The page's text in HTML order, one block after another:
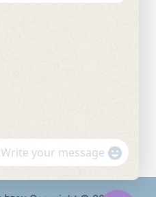
"+chaty_settings.lang.emoji_picker+"
WhatsApp